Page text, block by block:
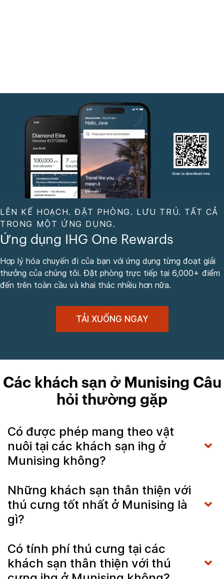
LÊN KẾ HOẠCH. ĐẶT PHÒNG. LƯU TRÚ. TẤT CẢ
TRONG MỘT ỨNG DỤNG.
Ứng dụng IHG One Rewards
Hợp lý hóa chuyến đi của bạn với ứng dụng từng đoạt giải
thưởng của chúng tôi. Đặt phòng trực tiếp tại 6,000+ điểm
đến trên toàn cầu và khai thác nhiều hơn nữa.
TẢI XUỐNG NGAY
Các khách sạn ở Munising Câu
hỏi thường gặp
Có được phép mang theo vật
nuôi tại các khách sạn ihg ở
Munising không?
Những khách sạn thân thiện với
thú cưng tốt nhất ở Munising là
gì?
Có tính phí thú cưng tại các
khách sạn thân thiện với thú